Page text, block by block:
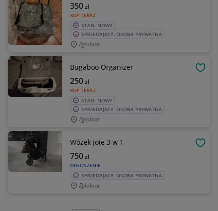
KUP TERAZ
350zł
STAN: NOWY
SPRZEDAJĄCY: OSOBA PRYWATNA
Zglobice
Bugaboo Organizer
KUP TERAZ
250zł
STAN: NOWY
SPRZEDAJĄCY: OSOBA PRYWATNA
Zglobice
Wózek joie 3 w 1
OGŁOSZENIE
750zł
SPRZEDAJĄCY: OSOBA PRYWATNA
Zgłobice